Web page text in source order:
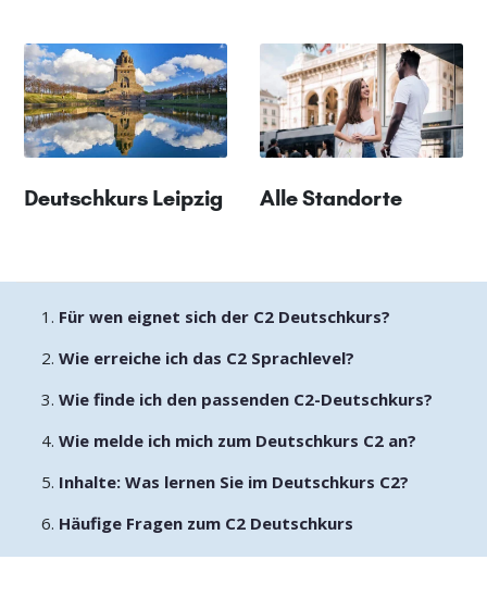
Deutschkurs Leipzig Alle Standorte
Für wen eignet sich der C2 Deutschkurs?
Wie erreiche ich das C2 Sprachlevel?
Wie finde ich den passenden C2-Deutschkurs?
Wie melde ich mich zum Deutschkurs C2 an?
Inhalte: Was lernen Sie im Deutschkurs C2?
Häufige Fragen zum C2 Deutschkurs